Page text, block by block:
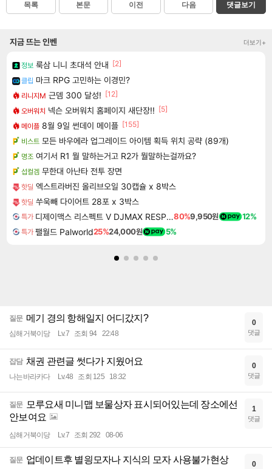
목록 본문 이전 다음 댓글보기
지금 뜨는 인벤 더보기+
정보 룩삼 니니 초대석 안내 [2]
클립 마크 RPG 고민하는 이경민?
리니지M 근뎀 300 달성! [12]
오버워치 넥슨 오버워치 홈페이지 새단장!! [5]
메이플 8월 9일 썬데이 메이플 [155]
비스트 모든 바우에라 업그레이드 아이템 획득 위치 공략 (89개)
명조 여기서 R1 뭘 말하는거고 R2가 뭘말하는걸까요?
섭컬겜 무한대 아난타 전투 장면
핫딜 엑스트라버진 올리브오일 30캡슐 x 8박스
핫딜 쑤욱빼 다이어트 28포 x 3박스
특가 디제이맥스 리스펙트 V DJMAX RESPECT V80%9,950원 12%
특가 팰월드 Palworld25%24,000원 5%
질문 메기 경의 항해일지 어디갔지?
심해거북이당 Lv.7 조회 94 22:48
0
댓글
잡담 채권 관련글 썻다가 지웠어요
나는바라카다 Lv.48 조회 125 18:32
0
댓글
질문
모루요새 미니맵 보물상자 표시되어있는데 장소에선
안보여요
심해거북이당 Lv.7 조회 292 08-06
1
댓글
질문 업데이트후 별읭모자나 지식의 모자 사용불가현상 0